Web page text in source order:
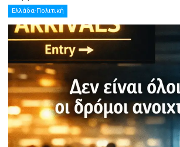
Ελλάδα-Πολιτική